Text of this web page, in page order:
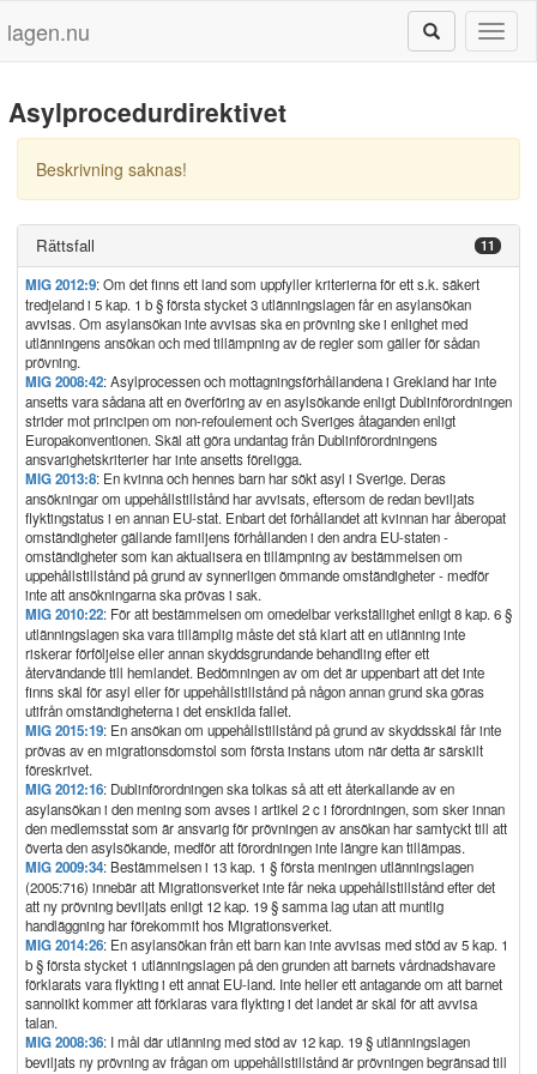
lagen.nu
Asylprocedurdirektivet
Beskrivning saknas!
Rättsfall 11
MIG 2012:9: Om det finns ett land som uppfyller kriterierna för ett s.k. säkert
tredjeland i 5 kap. 1 b § första stycket 3 utlänningslagen får en asylansökan
avvisas. Om asylansökan inte avvisas ska en prövning ske i enlighet med
utlänningens ansökan och med tillämpning av de regler som gäller för sådan
prövning.
MIG 2008:42: Asylprocessen och mottagningsförhållandena i Grekland har inte
ansetts vara sådana att en överföring av en asylsökande enligt Dublinförordningen
strider mot principen om non-refoulement och Sveriges åtaganden enligt
Europakonventionen. Skäl att göra undantag från Dublinförordningens
ansvarighetskriterier har inte ansetts föreligga.
MIG 2013:8: En kvinna och hennes barn har sökt asyl i Sverige. Deras
ansökningar om uppehållstillstånd har avvisats, eftersom de redan beviljats
flyktingstatus i en annan EU-stat. Enbart det förhållandet att kvinnan har åberopat
omständigheter gällande familjens förhållanden i den andra EU-staten -
omständigheter som kan aktualisera en tillämpning av bestämmelsen om
uppehållstillstånd på grund av synnerligen ömmande omständigheter - medför
inte att ansökningarna ska prövas i sak.
MIG 2010:22: För att bestämmelsen om omedelbar verkställighet enligt 8 kap. 6 §
utlänningslagen ska vara tillämplig måste det stå klart att en utlänning inte
riskerar förföljelse eller annan skyddsgrundande behandling efter ett
återvändande till hemlandet. Bedömningen av om det är uppenbart att det inte
finns skäl för asyl eller för uppehållstillstånd på någon annan grund ska göras
utifrån omständigheterna i det enskilda fallet.
MIG 2015:19: En ansökan om uppehållstillstånd på grund av skyddsskäl får inte
prövas av en migrationsdomstol som första instans utom när detta är särskilt
föreskrivet.
MIG 2012:16: Dublinförordningen ska tolkas så att ett återkallande av en
asylansökan i den mening som avses i artikel 2 c i förordningen, som sker innan
den medlemsstat som är ansvarig för prövningen av ansökan har samtyckt till att
överta den asylsökande, medför att förordningen inte längre kan tillämpas.
MIG 2009:34: Bestämmelsen i 13 kap. 1 § första meningen utlänningslagen
(2005:716) innebär att Migrationsverket inte får neka uppehållstillstånd efter det
att ny prövning beviljats enligt 12 kap. 19 § samma lag utan att muntlig
handläggning har förekommit hos Migrationsverket.
MIG 2014:26: En asylansökan från ett barn kan inte avvisas med stöd av 5 kap. 1
b § första stycket 1 utlänningslagen på den grunden att barnets vårdnadshavare
förklarats vara flykting i ett annat EU-land. Inte heller ett antagande om att barnet
sannolikt kommer att förklaras vara flykting i det landet är skäl för att avvisa
talan.
MIG 2008:36: I mål där utlänning med stöd av 12 kap. 19 § utlänningslagen
beviljats ny prövning av frågan om uppehållstillstånd är prövningen begränsad till